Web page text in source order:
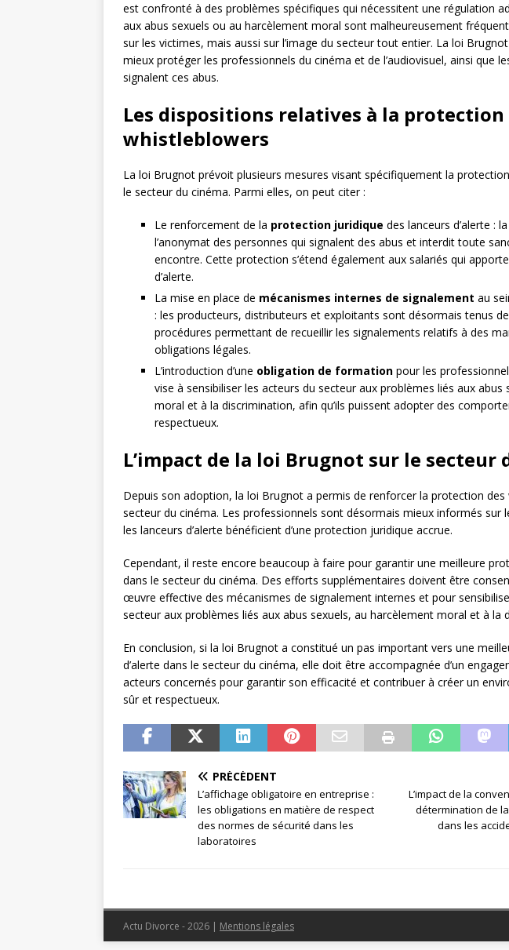
est confronté à des problèmes spécifiques qui nécessitent une régulation
aux abus sexuels ou au harcèlement moral sont malheureusement
sur les victimes, mais aussi sur l’image du secteur tout entier. La loi
mieux protéger les professionnels du cinéma et de l’audiovisuel, ainsi que
signalent ces abus.
Les dispositions relatives à la protection
whistleblowers
La loi Brugnot prévoit plusieurs mesures visant spécifiquement la
le secteur du cinéma. Parmi elles, on peut citer :
Le renforcement de la protection juridique des lanceurs d’alerte :
l’anonymat des personnes qui signalent des abus et interdit toute
encontre. Cette protection s’étend également aux salariés qui
d’alerte.
La mise en place de mécanismes internes de signalement au
: les producteurs, distributeurs et exploitants sont désormais tenus
procédures permettant de recueillir les signalements relatifs à des
obligations légales.
L’introduction d’une obligation de formation pour les
vise à sensibiliser les acteurs du secteur aux problèmes liés aux abus
moral et à la discrimination, afin qu’ils puissent adopter des
respectueux.
L’impact de la loi Brugnot sur le secteur
Depuis son adoption, la loi Brugnot a permis de renforcer la protection des
secteur du cinéma. Les professionnels sont désormais mieux informés sur
les lanceurs d’alerte bénéficient d’une protection juridique accrue.
Cependant, il reste encore beaucoup à faire pour garantir une meilleure
dans le secteur du cinéma. Des efforts supplémentaires doivent être
œuvre effective des mécanismes de signalement internes et pour
secteur aux problèmes liés aux abus sexuels, au harcèlement moral et à la
En conclusion, si la loi Brugnot a constitué un pas important vers une
d’alerte dans le secteur du cinéma, elle doit être accompagnée d’un
acteurs concernés pour garantir son efficacité et contribuer à créer un
sûr et respectueux.
PRÉCÉDENT
L’affichage obligatoire en entreprise :
les obligations en matière de respect
des normes de sécurité dans les
laboratoires
L’impact de la
détermination de
dans les
Actu Divorce - 2026 | Mentions légales